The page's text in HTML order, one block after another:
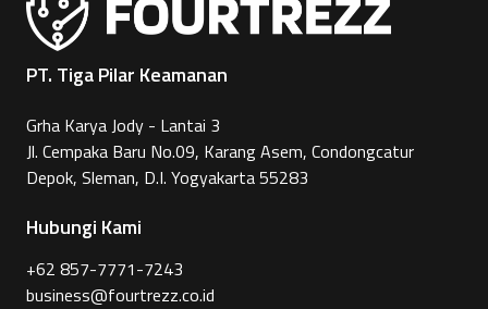
PT. Tiga Pilar Keamanan
Grha Karya Jody - Lantai 3
Jl. Cempaka Baru No.09, Karang Asem, Condongcatur
Depok, Sleman, D.I. Yogyakarta 55283
Hubungi Kami
+62 857-7771-7243
business@fourtrezz.co.id